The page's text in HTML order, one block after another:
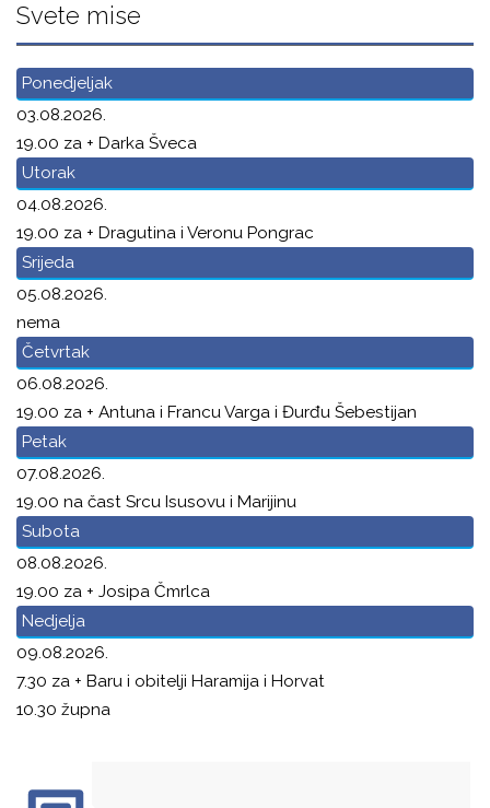
Svete mise
Ponedjeljak
03.08.2026.
19.00 za + Darka Šveca
Utorak
04.08.2026.
19.00 za + Dragutina i Veronu Pongrac
Srijeda
05.08.2026.
nema
Četvrtak
06.08.2026.
19.00 za + Antuna i Francu Varga i Đurđu Šebestijan
Petak
07.08.2026.
19.00 na čast Srcu Isusovu i Marijinu
Subota
08.08.2026.
19.00 za + Josipa Čmrlca
Nedjelja
09.08.2026.
7.30 za + Baru i obitelji Haramija i Horvat
10.30 župna